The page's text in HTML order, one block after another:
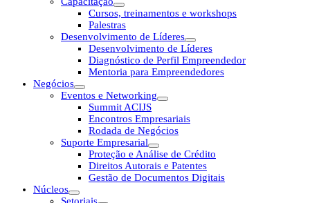
Cursos, treinamentos e workshops
Palestras
Desenvolvimento de Líderes
Desenvolvimento de Líderes
Diagnóstico de Perfil Empreendedor
Mentoria para Empreendedores
Negócios
Eventos e Networking
Summit ACIJS
Encontros Empresariais
Rodada de Negócios
Suporte Empresarial
Proteção e Análise de Crédito
Direitos Autorais e Patentes
Gestão de Documentos Digitais
Núcleos